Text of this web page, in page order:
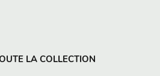
LA COLLECTION